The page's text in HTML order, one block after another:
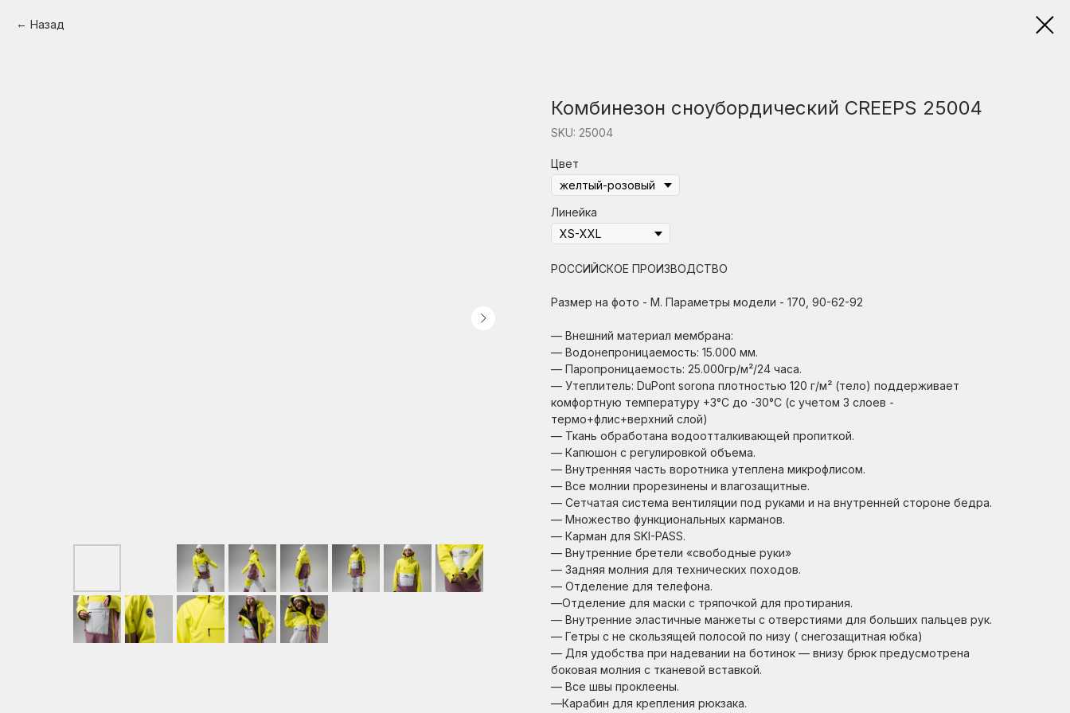
Назад
Комбинезон сноубордический CREEPS 25004
SKU: 25004
Цвет
Линейка
РОССИЙСКОЕ ПРОИЗВОДСТВО
Размер на фото - М. Параметры модели - 170, 90-62-92
— Внешний материал мембрана:
— Водонепроницаемость: 15.000 мм.
— Паропроницаемость: 25.000гр/м²/24 часа.
— Утеплитель: DuPont sorona плотностью 120 г/м² (тело) поддерживает
комфортную температуру +3°С до -30°С (с учетом 3 слоев -
термо+флис+верхний слой)
— Ткань обработана водоотталкивающей пропиткой.
— Капюшон с регулировкой объема.
— Внутренняя часть воротника утеплена микрофлисом.
— Все молнии прорезинены и влагозащитные.
— Сетчатая система вентиляции под руками и на внутренней стороне бедра.
— Множество функциональных карманов.
— Карман для SKI-PASS.
— Внутренние бретели «свободные руки»
— Задняя молния для технических походов.
— Отделение для телефона.
—Отделение для маски с тряпочкой для протирания.
— Внутренние эластичные манжеты с отверстиями для больших пальцев рук.
— Гетры с не скользящей полосой по низу ( снегозащитная юбка)
— Для удобства при надевании на ботинок — внизу брюк предусмотрена
боковая молния с тканевой вставкой.
— Все швы проклеены.
—Карабин для крепления рюкзака.